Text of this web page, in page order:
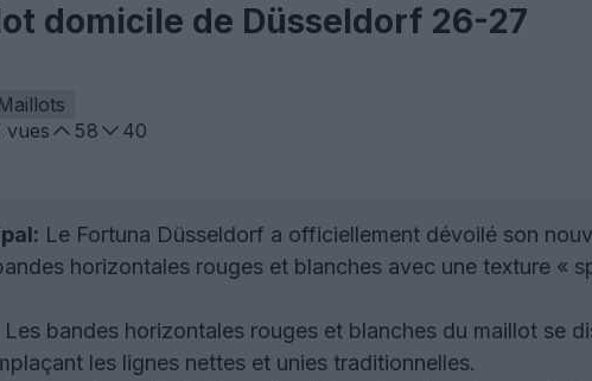
domicile de Düsseldorf 26-27
Maillots
vues 58
40
Le Fortuna Düsseldorf a officiellement dévoilé son
horizontales rouges et blanches avec une texture «
Les bandes horizontales rouges et blanches du maillot se
les lignes nettes et unies traditionnelles.